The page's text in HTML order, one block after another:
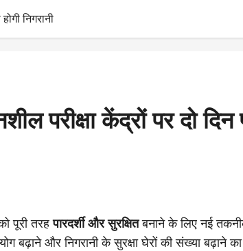
निगरानी
परीक्षा केंद्रों पर दो दिन
पूरी तरहपारदर्शी और सुरक्षितबनाने के लिए नई
और निगरानी के सुरक्षा घेरों की संख्या बढ़ाने का